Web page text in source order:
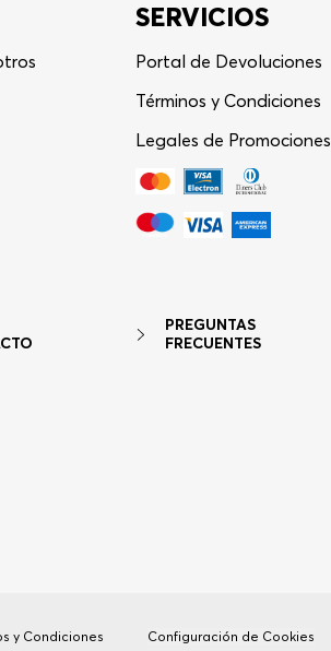
SERVICIOS
Portal de Devoluciones
Términos y Condiciones
Legales de Promociones
PREGUNTAS
FRECUENTES
y Condiciones Configuración de Cookies